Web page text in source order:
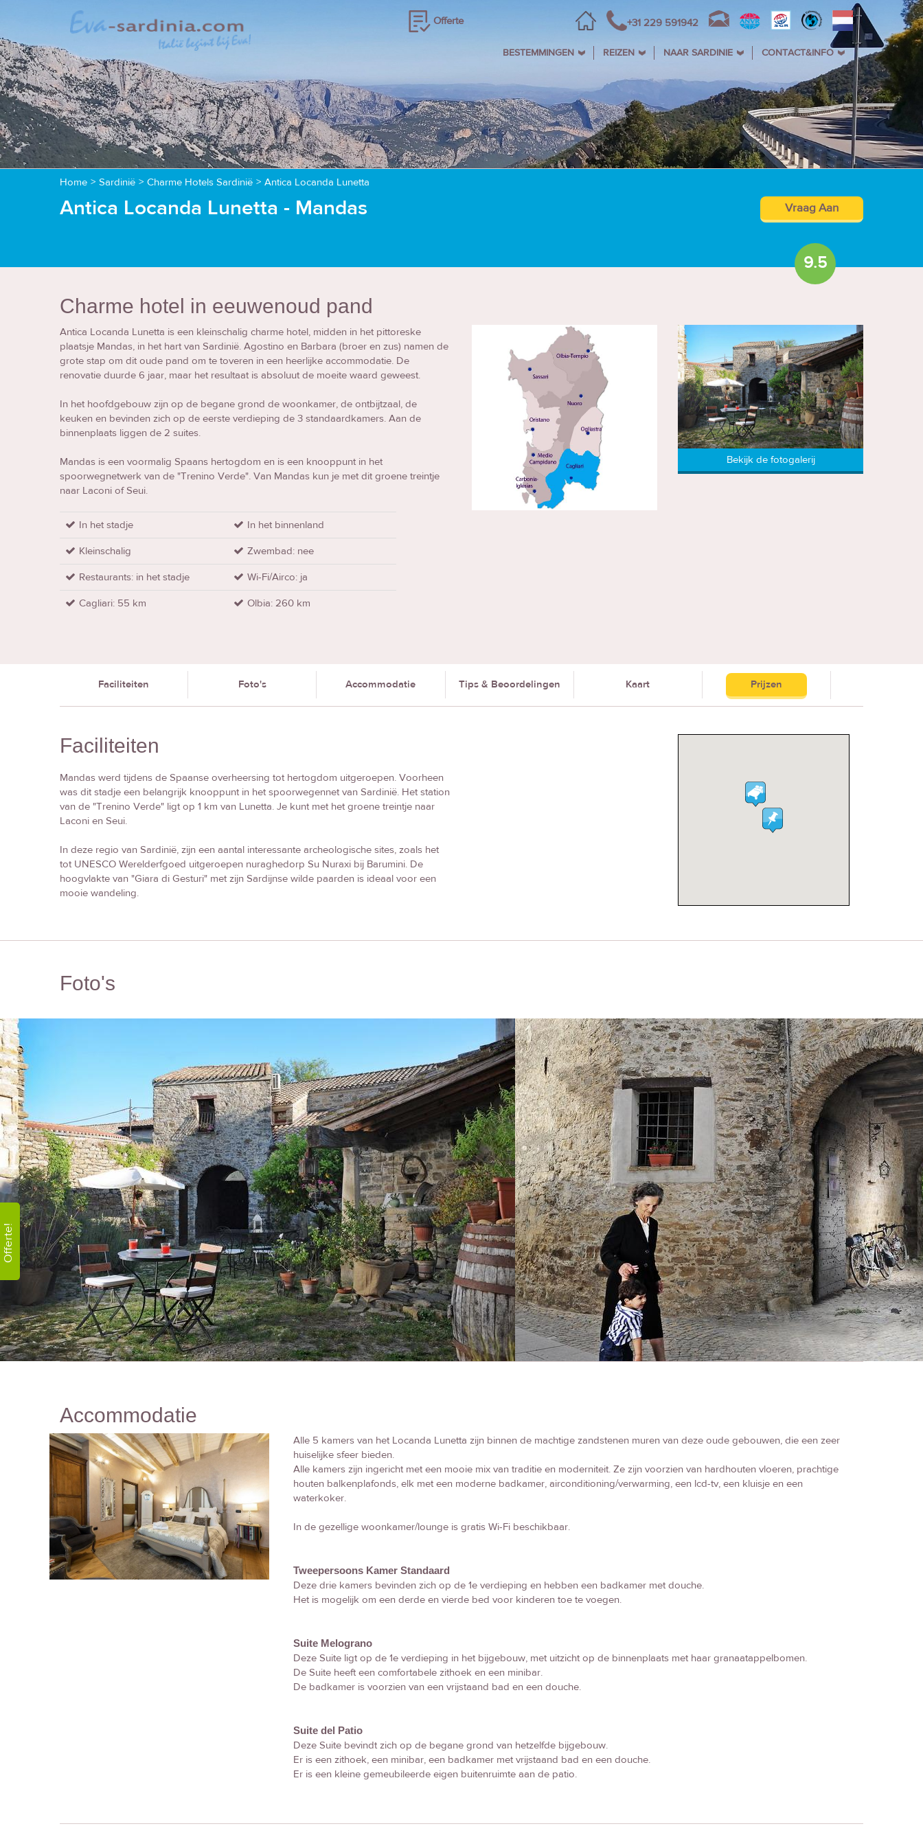
Offerte!
Offerte +31 229 591942
BESTEMMINGEN REIZEN NAAR SARDINIE CONTACT&INFO
Home > Sardinië > Charme Hotels Sardinië > Antica Locanda Lunetta
Antica Locanda Lunetta - Mandas Vraag Aan
9.5
Charme hotel in eeuwenoud pand
Antica Locanda Lunetta is een kleinschalig charme hotel, midden in het pittoreske
plaatsje Mandas, in het hart van Sardinië. Agostino en Barbara (broer en zus) namen de
grote stap om dit oude pand om te toveren in een heerlijke accommodatie. De
renovatie duurde 6 jaar, maar het resultaat is absoluut de moeite waard geweest.
In het hoofdgebouw zijn op de begane grond de woonkamer, de ontbijtzaal, de
keuken en bevinden zich op de eerste verdieping de 3 standaardkamers. Aan de
binnenplaats liggen de 2 suites.
Mandas is een voormalig Spaans hertogdom en is een knooppunt in het
spoorwegnetwerk van de "Trenino Verde". Van Mandas kun je met dit groene treintje
naar Laconi of Seui.
In het stadje
In het binnenland
Kleinschalig
Zwembad: nee
Restaurants: in het stadje
Wi-Fi/Airco: ja
Cagliari: 55 km
Olbia: 260 km
Bekijk de fotogalerij
Faciliteiten Foto's Accommodatie Tips & Beoordelingen Kaart Prijzen
Faciliteiten
Mandas werd tijdens de Spaanse overheersing tot hertogdom uitgeroepen. Voorheen
was dit stadje een belangrijk knooppunt in het spoorwegennet van Sardinië. Het station
van de "Trenino Verde" ligt op 1 km van Lunetta. Je kunt met het groene treintje naar
Laconi en Seui.
In deze regio van Sardinië, zijn een aantal interessante archeologische sites, zoals het
tot UNESCO Werelderfgoed uitgeroepen nuraghedorp Su Nuraxi bij Barumini. De
hoogvlakte van "Giara di Gesturi" met zijn Sardijnse wilde paarden is ideaal voor een
mooie wandeling.
Foto's
Accommodatie
Alle 5 kamers van het Locanda Lunetta zijn binnen de machtige zandstenen muren van deze oude gebouwen, die een zeer
huiselijke sfeer bieden.
Alle kamers zijn ingericht met een mooie mix van traditie en moderniteit. Ze zijn voorzien van hardhouten vloeren, prachtige
houten balkenplafonds, elk met een moderne badkamer, airconditioning/verwarming, een lcd-tv, een kluisje en een
waterkoker.
In de gezellige woonkamer/lounge is gratis Wi-Fi beschikbaar.
Tweepersoons Kamer Standaard
Deze drie kamers bevinden zich op de 1e verdieping en hebben een badkamer met douche.
Het is mogelijk om een derde en vierde bed voor kinderen toe te voegen.
Suite Melograno
Deze Suite ligt op de 1e verdieping in het bijgebouw, met uitzicht op de binnenplaats met haar granaatappelbomen.
De Suite heeft een comfortabele zithoek en een minibar.
De badkamer is voorzien van een vrijstaand bad en een douche.
Suite del Patio
Deze Suite bevindt zich op de begane grond van hetzelfde bijgebouw.
Er is een zithoek, een minibar, een badkamer met vrijstaand bad en een douche.
Er is een kleine gemeubileerde eigen buitenruimte aan de patio.